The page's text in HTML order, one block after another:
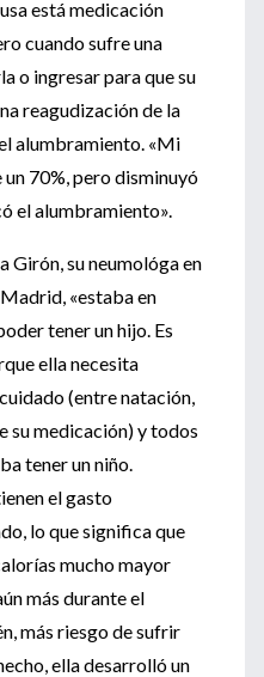
está medicación
cuando sufre una
o ingresar para que su
reagudización de la
alumbramiento. «Mi
70%, pero disminuyó
el alumbramiento».
Girón, su neumológa en
«estaba en
tener un hijo. Es
ella necesita
(entre natación,
su medicación) y todos
tener un niño.
el gasto
lo que significa que
mucho mayor
más durante el
más riesgo de sufrir
ella desarrolló un